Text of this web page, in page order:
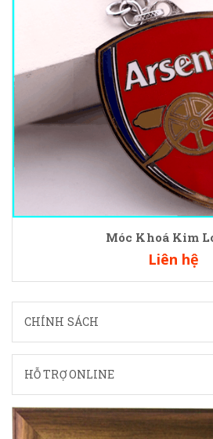
Móc Khoá Kim
Liên hệ
CHÍNH SÁCH
HỖ TRỢ ONLINE